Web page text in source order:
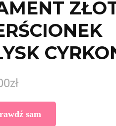
zł
sam